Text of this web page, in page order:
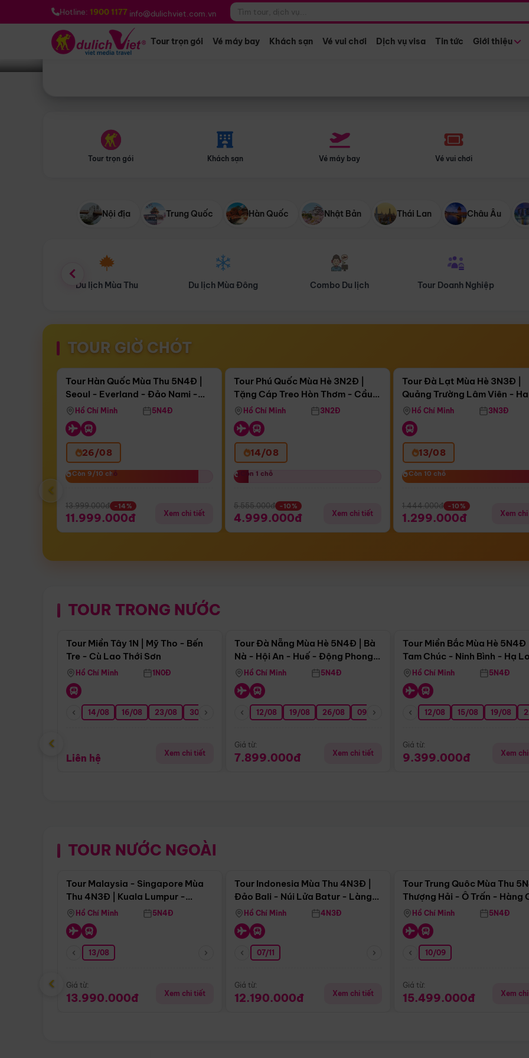
Hotline: 1900 1177 info@dulichviet.com.vn
Tour trọn gói Vé máy bay Khách sạn Vé vui chơi Dịch vụ visa Tin tức Giới thiệu
Bạn muốn đi đâu? *
Tour trọn gói Khách sạn Vé máy bay Vé vui chơi
Nội địa Trung Quốc Hàn Quốc Nhật Bản Thái Lan Châu Âu
Du lịch Mùa Đông Combo Du lịch Tour Doanh Nghiệp Du lịch Hành Hương
TOUR GIỜ CHÓT
Còn17 ngày 13:21:39
Bay Sun Phuquoc Airways
Điểm nổi bật
Tour Hàn Quốc Mùa Thu 5N4Đ |
Seoul - Everland - Đảo Nami -
Tháp Namsan (Bay Sun Phuquoc
Airways)
Hồ Chí Minh 5N4Đ
26/08
Còn 9/10 chỗ
Còn 9/10 chỗ
13.999.000đ -14%
11.999.000đ Xem chi tiết
Còn05 ngày 13:21:39
Tặng Cáp Treo Hòn Thơm
Tour Phú Quốc Mùa Hè 3N2Đ |
Tặng Cáp Treo Hòn Thơm - Cầu
Hôn - Công Viên Nước Aquatopia
Hồ Chí Minh 3N2Đ
14/08
Còn 1 chỗ
Còn 1 chỗ
5.555.000đ -10%
4.999.000đ Xem chi tiết
Còn04 ngày 13:21:39
Tour Đà Lạt Mùa Hè 3N3Đ |
Quảng Trường Lâm Viên -
Hill - Puppy Farm
Hồ Chí Minh 3N3Đ
13/08
Còn 10 chỗ
Còn 10 chỗ
1.444.000đ -10%
1.299.000đ Xem
‹
TOUR TRONG NƯỚC
Điểm nổi bật
Tour Miền Tây 1N | Mỹ Tho - Bến
Tre - Cù Lao Thới Sơn
Hồ Chí Minh 1N0Đ
14/08 16/08 23/08 30/08 06/09 13/09 20/09 27/09
Liên hệ Xem chi tiết
Tour Đà Nẵng Mùa Hè 5N4Đ | Bà
Nà - Hội An - Huế - Động Phong
NhaHồ Chí Minh 5N4Đ
12/08 19/08 26/08 09/09 16/09 23/09 30/09 07/10
Giá từ:
7.899.000đ Xem chi tiết
Tour Miền Bắc Mùa Hè 5N4Đ |
Tam Chúc - Ninh Bình - Hạ
Hồ Chí Minh 5N4Đ
12/08 15/08 19/08
Giá từ:
9.399.000đ Xem
‹
TOUR NƯỚC NGOÀI
Điểm nổi bật
Tour Malaysia - Singapore Mùa
Thu 4N3Đ | Kuala Lumpur -
Malacca - Johor Baru -
Singapore
Hồ Chí Minh 5N4Đ
13/08
Giá từ:
13.990.000đ Xem chi tiết
Tour Indonesia Mùa Thu 4N3Đ |
Đảo Bali - Núi Lửa Batur - Làng
Penglipuran
Hồ Chí Minh 4N3Đ
07/11
Giá từ:
12.190.000đ Xem chi tiết
Tour Trung Quôc Mùa Thu
Thượng Hải - Ô Trấn - Hàng
(Tour Không Shopping)
Hồ Chí Minh 5N4Đ
10/09
Giá từ:
15.499.000đ Xem
‹